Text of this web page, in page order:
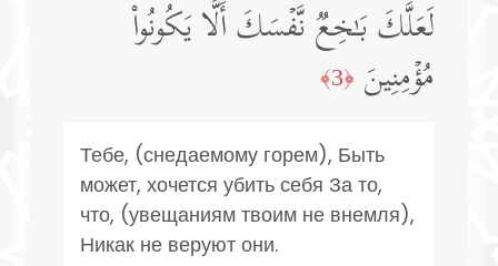
لَعَلَّكَ بَـٰخِعࣱ نَّفۡسَكَ أَلَّا یَكُونُوا۟
مُؤۡمِنِینَ ﴿3﴾
Тебе, (снедаемому горем), Быть
может, хочется убить себя За то,
что, (увещаниям твоим не внемля),
Никак не веруют они.